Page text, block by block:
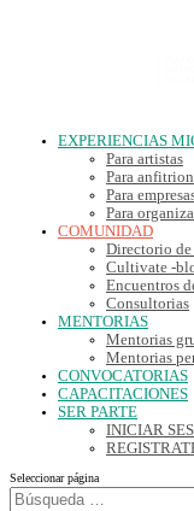
EXPERIENCIAS
Para artistas
Para
Para
Para
COMUNIDAD
Directorio
Cultivate -
Encuentros
Consultorias
MENTORIAS
Mentorias
Mentorias
CONVOCATORIAS
CAPACITACIONES
SER PARTE
INICIAR
Seleccionar página